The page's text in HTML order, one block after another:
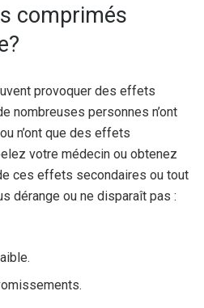
comprimés
provoquer des effets
nombreuses personnes n’ont
n’ont que des effets
votre médecin ou obtenez
ces effets secondaires ou tout
dérange ou ne disparaît pas :